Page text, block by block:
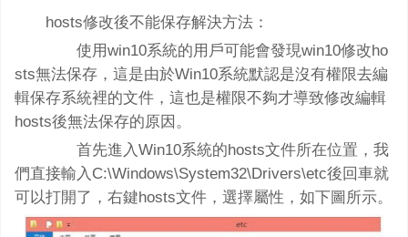
hosts修改後不能保存解決方法：
使用win10系統的用戶可能會發現win10修改ho
sts無法保存，這是由於Win10系統默認是沒有權限去編
輯保存系統裡的文件，這也是權限不夠才導致修改編輯
hosts後無法保存的原因。
首先進入Win10系統的hosts文件所在位置，我
們直接輸入C:\Windows\System32\Drivers\etc後回車就
可以打開了，右鍵hosts文件，選擇屬性，如下圖所示。